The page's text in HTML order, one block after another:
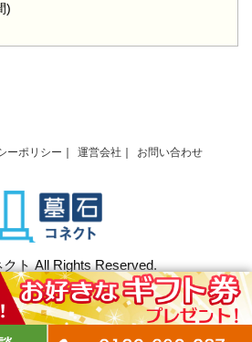
)
ーポリシー 運営会社 お問い合わせ
ト All Rights Reserved.